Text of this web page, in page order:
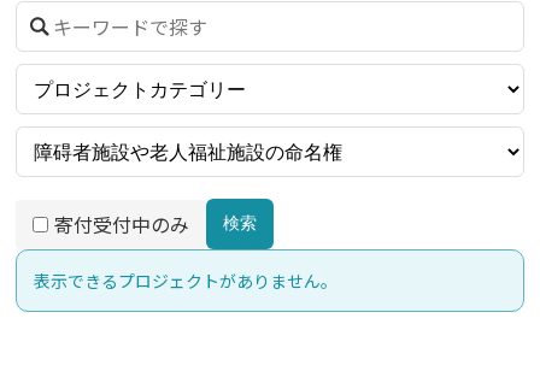
寄付受付中のみ 検索
表示できるプロジェクトがありません。